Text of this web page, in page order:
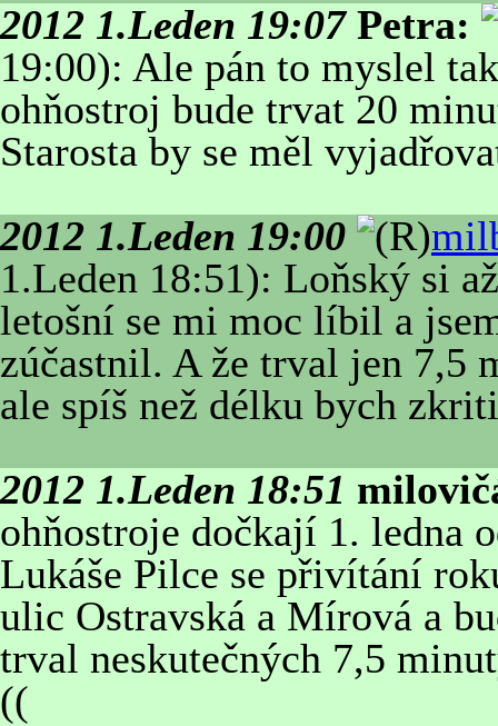
2012 1.Leden 19:07 Petra:
19:00): Ale pán to myslel
ohňostroj bude trvat 20
Starosta by se měl
2012 1.Leden 19:00
1.Leden 18:51): Loňský si
letošní se mi moc líbil a
zúčastnil. A že trval jen 7,5
ale spíš než délku bych
2012 1.Leden 18:51
ohňostroje dočkají 1. ledna
Lukáše Pilce se přivítání
ulic Ostravská a Mírová a
trval neskutečných 7,5
((